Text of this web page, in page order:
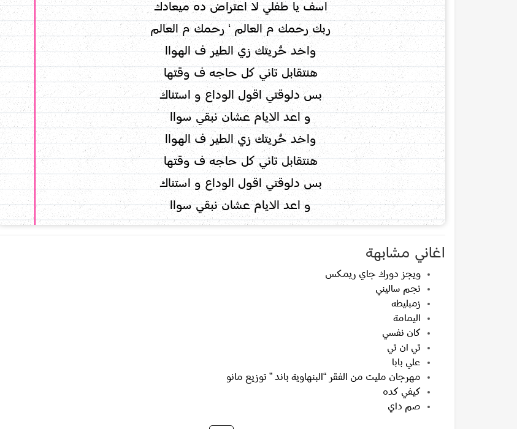
اسف يا طفلي لا اعتراض ده ميعادك
ربك رحمك م العالم ‘ رحمك م العالم
واخد حُريتك زي الطير ف الهواا
هنتقابل تاني كل حاجه ف وقتها
بس دلوقتي اقول الوداع و استناك
و اعد الايام عشان نبقي سواا
واخد حُريتك زي الطير ف الهواا
هنتقابل تاني كل حاجه ف وقتها
بس دلوقتي اقول الوداع و استناك
و اعد الايام عشان نبقي سواا
اغاني مشابهة
ويجز دورك جاي ريمكس
نجم ساليني
زمبليطه
اليمامة
كان نفسي
تي ان تي
علي بابا
مهرجان مليت من الفقر “البنهاوية باند ” توزيع مانو
كيفي كده
صم داي